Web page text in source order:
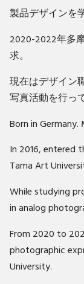
製品デザインを
2020-2022年多
求。
現在はデザイン
写真活動を行っ
Born in Germany.
In 2016, entered
Tama Art
While studying
in analog
From 2020 to
photographic
University.